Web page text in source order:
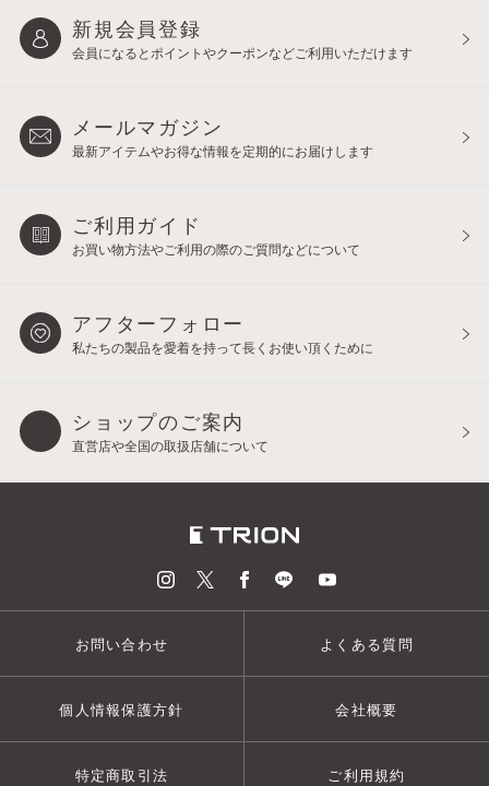
新規会員登録
会員になるとポイントやクーポンなどご利用いただけます
メールマガジン
最新アイテムやお得な情報を定期的にお届けします
ご利用ガイド
お買い物方法やご利用の際のご質問などについて
アフターフォロー
私たちの製品を愛着を持って長くお使い頂くために
ショップのご案内
直営店や全国の取扱店舗について
お問い合わせ よくある質問
個人情報保護方針 会社概要
特定商取引法 ご利用規約